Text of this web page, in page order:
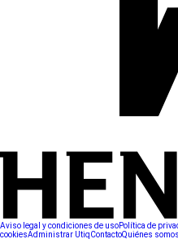
Aviso legal y condiciones de usoPolítica de
cookiesAdministrar UtiqContactoQuiénes somos